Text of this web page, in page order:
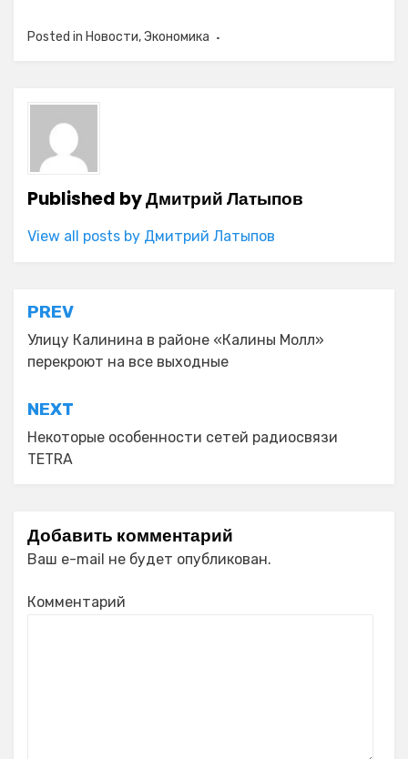
Posted in Новости,Экономика
Published byДмитрий Латыпов
View all posts by Дмитрий Латыпов
Навигация
по
записям
PREV
Улицу Калинина в районе «Калины Молл»
перекроют на все выходные
NEXT
Некоторые особенности сетей радиосвязи
TETRA
Добавить комментарий
Ваш e-mail не будет опубликован.
Комментарий